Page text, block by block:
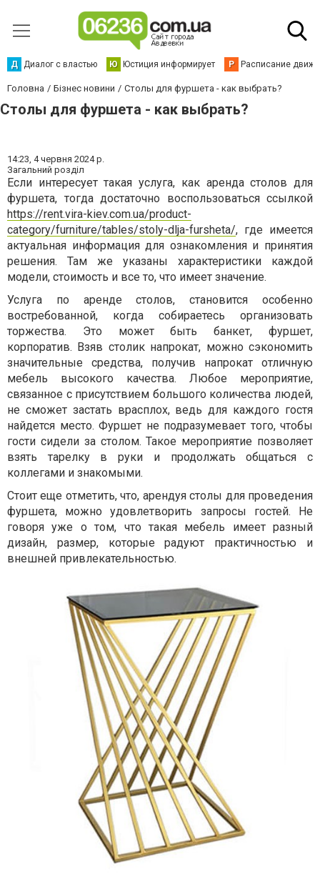
Д Диалог с властью Ю Юстиция информирует Р Расписание
Головна Бізнес новини Столы для фуршета - как выбрать?
Столы для фуршета - как выбрать?
14:23, 4 червня 2024 р.
Загальний розділ
Если интересует такая услуга, как аренда столов для
фуршета, тогда достаточно воспользоваться ссылкой
https://rent.vira-kiev.com.ua/product-
category/furniture/tables/stoly-dlja-fursheta/, где имеется
актуальная информация для ознакомления и принятия
решения. Там же указаны характеристики каждой
модели, стоимость и все то, что имеет значение.
Услуга по аренде столов, становится особенно
востребованной, когда собираетесь организовать
торжества. Это может быть банкет, фуршет,
корпоратив. Взяв столик напрокат, можно сэкономить
значительные средства, получив напрокат отличную
мебель высокого качества. Любое мероприятие,
связанное с присутствием большого количества людей,
не сможет застать врасплох, ведь для каждого гостя
найдется место. Фуршет не подразумевает того, чтобы
гости сидели за столом. Такое мероприятие позволяет
взять тарелку в руки и продолжать общаться с
коллегами и знакомыми.
Стоит еще отметить, что, арендуя столы для проведения
фуршета, можно удовлетворить запросы гостей. Не
говоря уже о том, что такая мебель имеет разный
дизайн, размер, которые радуют практичностью и
внешней привлекательностью.